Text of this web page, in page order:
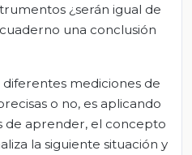
¿serán igual de
una conclusión
mediciones de
o no, es aplicando
de aprender, el concepto
la siguiente situación y